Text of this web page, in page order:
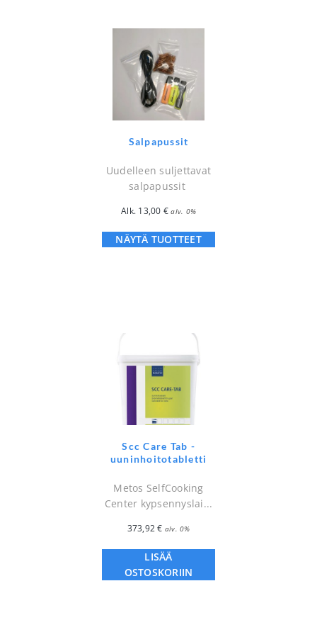
Salpapussit
Uudelleen suljettavat
salpapussit
Alk. 13,00 € alv. 0%
NÄYTÄ TUOTTEET
Scc Care Tab -
uuninhoitotabletti
Metos SelfCooking
Center kypsennyslai...
373,92€ alv. 0%
LISÄÄ
OSTOSKORIIN